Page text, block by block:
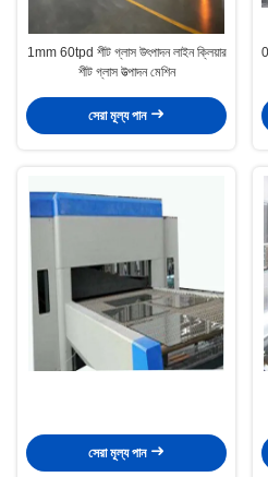
1mm 60tpd শীট গ্লাস উৎপাদন লাইন ক্লিয়ার
শীট গ্লাস উত্পাদন মেশিন
সেরা মূল্য পান
সেরা মূল্য পান